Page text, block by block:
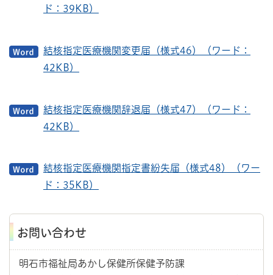
ド：39KB）
結核指定医療機関変更届（様式46）（ワード：
42KB）
結核指定医療機関辞退届（様式47）（ワード：
42KB）
結核指定医療機関指定書紛失届（様式48）（ワー
ド：35KB）
お問い合わせ
明石市福祉局あかし保健所保健予防課